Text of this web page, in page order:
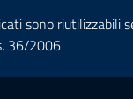
sono riutilizzabili
36/2006